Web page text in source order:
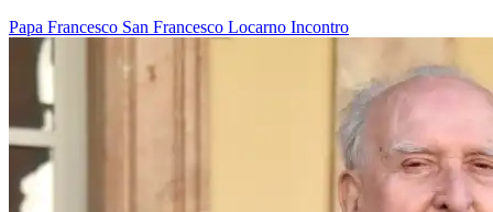
Papa Francesco San Francesco Locarno Incontro